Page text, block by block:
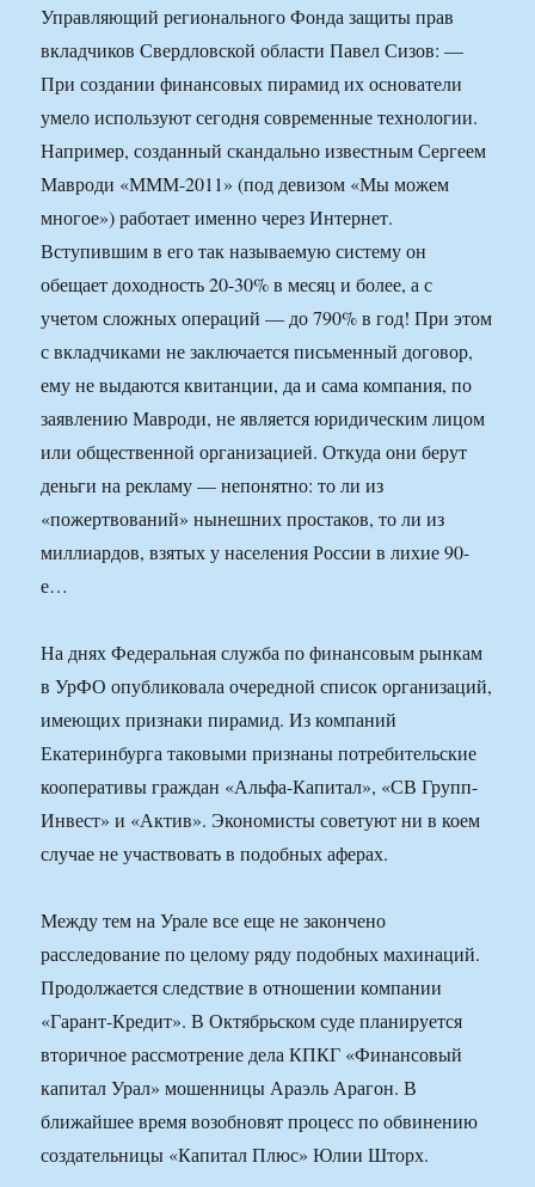
Управляющий регионального Фонда защиты прав
вкладчиков Свердловской области Павел Сизов: —
При создании финансовых пирамид их основатели
умело используют сегодня современные технологии.
Например, созданный скандально известным Сергеем
Мавроди «МММ-2011» (под девизом «Мы можем
многое») работает именно через Интернет.
Вступившим в его так называемую систему он
обещает доходность 20-30% в месяц и более, а с
учетом сложных операций — до 790% в год! При этом
с вкладчиками не заключается письменный договор,
ему не выдаются квитанции, да и сама компания, по
заявлению Мавроди, не является юридическим лицом
или общественной организацией. Откуда они берут
деньги на рекламу — непонятно: то ли из
«пожертвований» нынешних простаков, то ли из
миллиардов, взятых у населения России в лихие 90-
е…
На днях Федеральная служба по финансовым рынкам
в УрФО опубликовала очередной список организаций,
имеющих признаки пирамид. Из компаний
Екатеринбурга таковыми признаны потребительские
кооперативы граждан «Альфа-Капитал», «СВ Групп-
Инвест» и «Актив». Экономисты советуют ни в коем
случае не участвовать в подобных аферах.
Между тем на Урале все еще не закончено
расследование по целому ряду подобных махинаций.
Продолжается следствие в отношении компании
«Гарант-Кредит». В Октябрьском суде планируется
вторичное рассмотрение дела КПКГ «Финансовый
капитал Урал» мошенницы Араэль Арагон. В
ближайшее время возобновят процесс по обвинению
создательницы «Капитал Плюс» Юлии Шторх.